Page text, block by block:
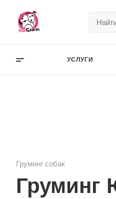
УСЛУГИ
Груминг собак
Груминг